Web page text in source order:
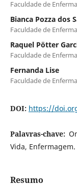
Faculdade de
Bianca Pozza dos
Faculdade de
Raquel Pötter
Faculdade de
Fernanda Lise
Faculdade de
DOI: https://
Palavras-chave:
Vida, Enfermagem.
Resumo